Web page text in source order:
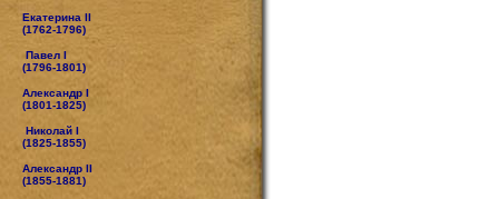
Екатерина II
(1762-1796)
Павел I
(1796-1801)
Александр I
(1801-1825)
Николай I
(1825-1855)
Александр II
(1855-1881)